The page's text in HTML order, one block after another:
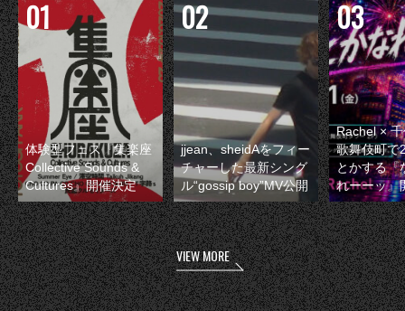
体験型フェス『集楽座
Collective Sounds &
Cultures』開催決定
jjean、sheidAをフィー
チャーした最新シング
ル“gossip boy”MV公開
Rachel ×
歌舞伎町で
とかする『
れーーッ』
VIEW MORE